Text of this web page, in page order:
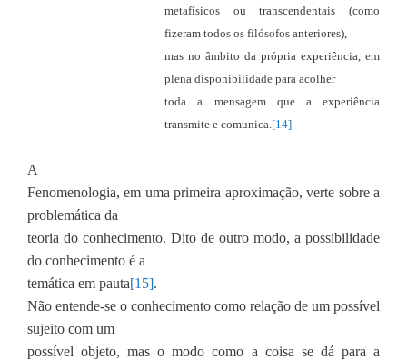
metafísicos ou transcendentais (como
fizeram todos os filósofos anteriores),
mas no âmbito da própria experiência, em
plena disponibilidade para acolher
toda a mensagem que a experiência
transmite e comunica.[14]
A
Fenomenologia, em uma primeira aproximação, verte sobre a
problemática da
teoria do conhecimento. Dito de outro modo, a possibilidade
do conhecimento é a
temática em pauta[15].
Não entende-se o conhecimento como relação de um possível
sujeito com um
possível objeto, mas o modo como a coisa se dá para a